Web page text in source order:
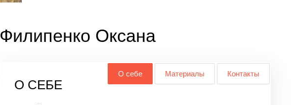
Филипенко Оксана
О себе Материалы Контакты
О СЕБЕ